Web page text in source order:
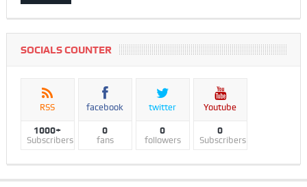
SOCIALS COUNTER
RSS
1000+
Subscribers
facebook
0
fans
twitter
0
followers
Youtube
0
Subscribers